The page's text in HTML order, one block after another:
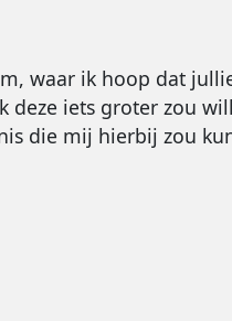
waar ik hoop dat
iets groter zou
die mij hierbij zou